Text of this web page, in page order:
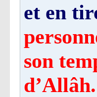
et en
son